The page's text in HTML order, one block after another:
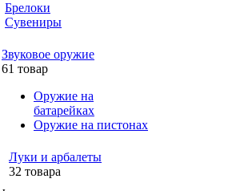
Брелоки
Сувениры
Звуковое оружие
61 товар
Оружие на
батарейках
Оружие на пистонах
Луки и арбалеты
32 товара